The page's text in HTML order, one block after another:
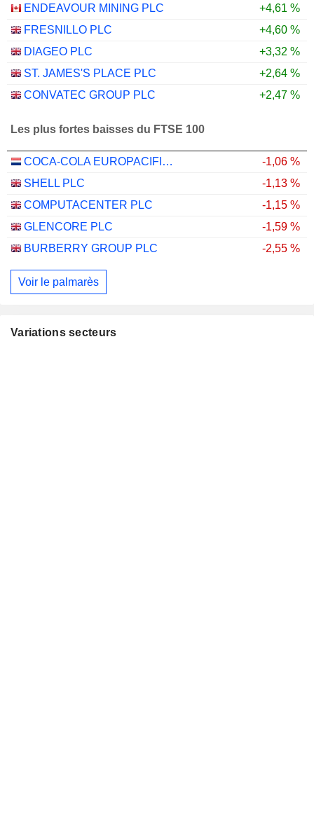
ENDEAVOUR MINING PLC
+4,61 %
FRESNILLO PLC
+4,60 %
DIAGEO PLC
+3,32 %
ST. JAMES'S PLACE PLC
+2,64 %
CONVATEC GROUP PLC
+2,47 %
Les plus fortes baisses du FTSE 100
COCA-COLA EUROPACIFIC PARTNERS PLC
-1,06 %
SHELL PLC
-1,13 %
COMPUTACENTER PLC
-1,15 %
GLENCORE PLC
-1,59 %
BURBERRY GROUP PLC
-2,55 %
Voir le palmarès
Variations secteurs